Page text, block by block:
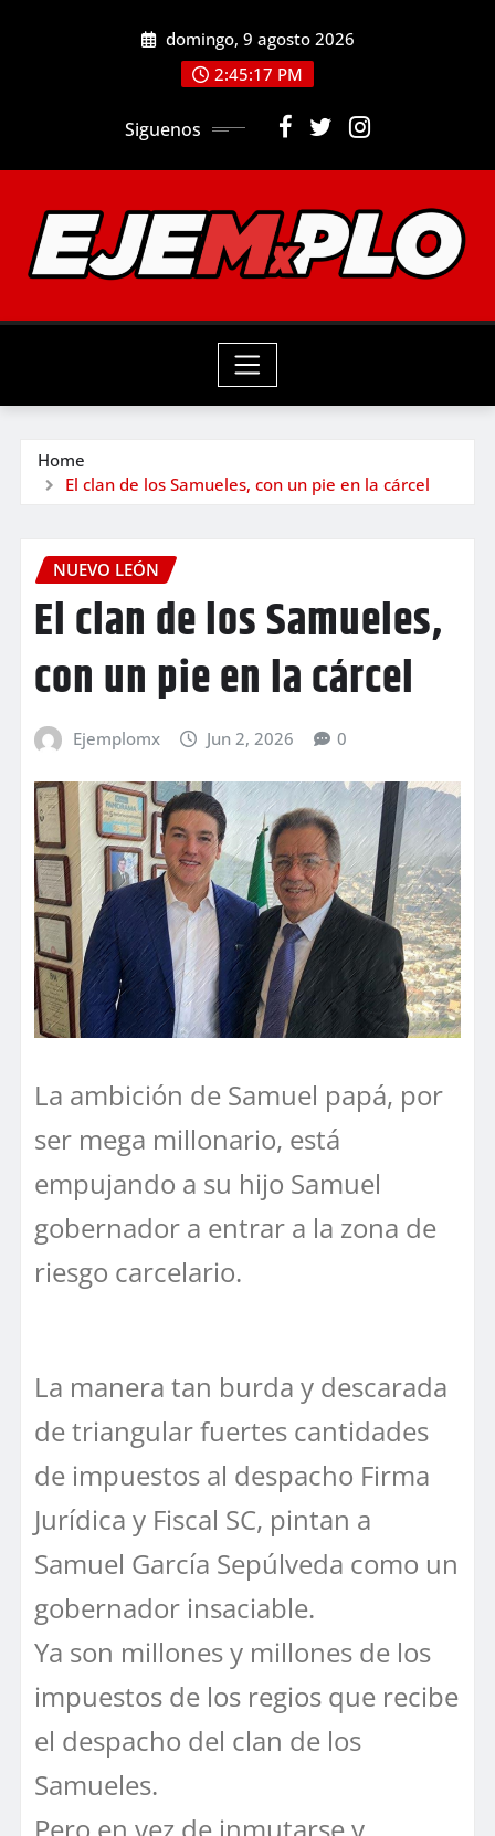
domingo, 9 agosto 2026
2:45:19 PM
Siguenos
Home
El clan de los Samueles, con un pie en la cárcel
NUEVO LEÓN
El clan de los Samueles,
con un pie en la cárcel
Ejemplomx Jun 2, 2026 0
La ambición de Samuel papá, por
ser mega millonario, está
empujando a su hijo Samuel
gobernador a entrar a la zona de
riesgo carcelario.
La manera tan burda y descarada
de triangular fuertes cantidades
de impuestos al despacho Firma
Jurídica y Fiscal SC, pintan a
Samuel García Sepúlveda como un
gobernador insaciable.
Ya son millones y millones de los
impuestos de los regios que recibe
el despacho del clan de los
Samueles.
Pero en vez de inmutarse y